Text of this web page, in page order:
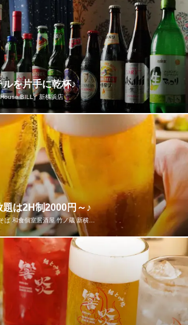
新横浜2-5-17 GEMS新横浜7F
物をお選びいただけるよう、当店では飲み
豊富にご用意しております。乾杯にぴったり
ールの他、オリジナルサワー・カクテル・焼
以上》！新横浜で飲み放題メニュー充実の
が自慢の「三代目網元 魚鮮水産」
屋 魚鮮水産 新横浜駅前店
新横浜駅 徒歩1分
新横浜3-6-2 新横浜ゲートサイドB1
を片手に乾杯♪
BILLY 新横浜店
感じさせる世界のビールやオリジナルカク
全国各地の地酒を多数取り揃えています！
！その他にも定番のビールやカクテルもござ
一杯を片手にお楽しみください♪宴会やパーテ
み放題付きプランもぜひこちらもご利用く
Churrasco House BILLY 新横浜店
み放題
3分
新横浜2-3-11 第2徳永ビル3F
は2H制2000円～♪
ば 和食個室居酒屋 竹ノ蔵 新横…
ピッタリ♪単品飲み放題は生ビール付き2H制2
料理はお好みでご注文ください！ハイボール
豊富で、仲間とワイワイ飲みや会社帰りの
！リーズナブルに思う存分飲めちゃうお得
です！当日のご予約も受付けております！